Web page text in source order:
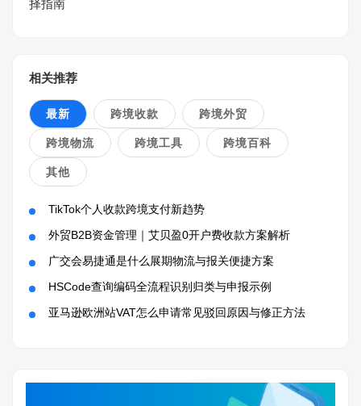
择指南
相关推荐
最新 跨境收款 跨境外贸
跨境物流 跨境工具 跨境百科
其他
TikTok个人收款跨境支付新趋势
外贸B2B资金管理｜艾贝盈0开户费收款方案解析
广交会易捷通是什么展期物流与报关便捷方案
HSCode查询编码全流程识别归类与申报示例
亚马逊欧洲站VAT怎么申请常见驳回原因与修正方法